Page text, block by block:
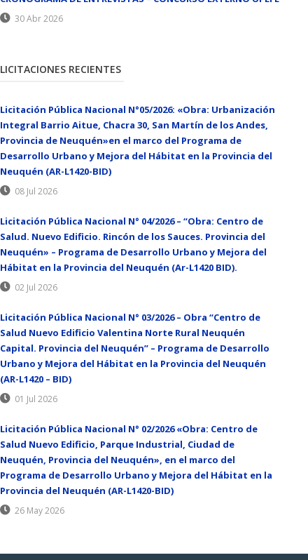
30 Abr 2026
LICITACIONES RECIENTES
Licitación Pública Nacional N°05/2026: «Obra: Urbanización
Integral Barrio Aitue, Chacra 30, San Martín de los Andes,
Provincia de Neuquén»en el marco del Programa de
Desarrollo Urbano y Mejora del Hábitat en la Provincia del
Neuquén (AR-L1420-BID)
08 Jul 2026
Licitación Pública Nacional N° 04/2026 – “Obra: Centro de
Salud. Nuevo Edificio. Rincón de los Sauces. Provincia del
Neuquén» – Programa de Desarrollo Urbano y Mejora del
Hábitat en la Provincia del Neuquén (Ar-L1420 BID).
02 Jul 2026
Licitación Pública Nacional N° 03/2026 – Obra “Centro de
Salud Nuevo Edificio Valentina Norte Rural Neuquén
Capital. Provincia del Neuquén” – Programa de Desarrollo
Urbano y Mejora del Hábitat en la Provincia del Neuquén
(AR-L1420 – BID)
01 Jul 2026
Licitación Pública Nacional N° 02/2026 «Obra: Centro de
Salud Nuevo Edificio, Parque Industrial, Ciudad de
Neuquén, Provincia del Neuquén», en el marco del
Programa de Desarrollo Urbano y Mejora del Hábitat en la
Provincia del Neuquén (AR-L1420-BID)
26 May 2026